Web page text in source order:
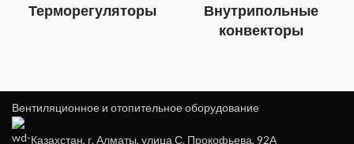
Терморегуляторы
Внутрипольные
конвекторы
Вентиляционное и отопительное оборудование
Казахстан, г. Алматы, улица С. Прокофьева, 92А